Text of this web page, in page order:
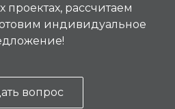
проектах, рассчитаем
индивидуальное
вопрос